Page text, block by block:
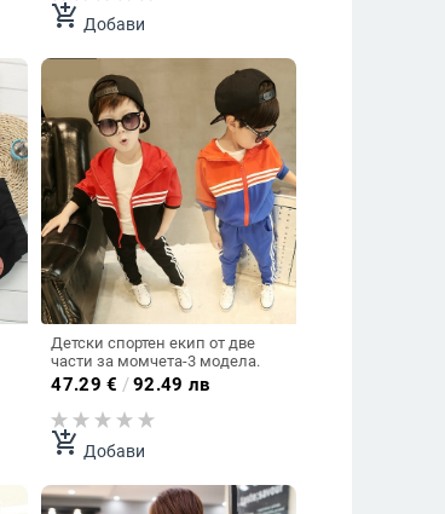
add_shopping_cart Добави
Детски спортен екип от две
части за момчета-3 модела.
47.29 € /92.49 лв
add_shopping_cart Добави